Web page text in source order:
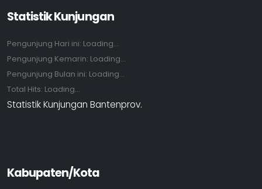
Statistik Kunjungan
Pengunjung Hari ini: Loading...
Pengunjung Kemarin: Loading...
Pengunjung Bulan ini: Loading...
Total Hits: Loading...
Statistik Kunjungan Bantenprov.
Kabupaten/Kota